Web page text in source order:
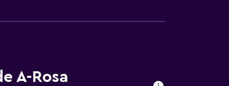
A-Rosa